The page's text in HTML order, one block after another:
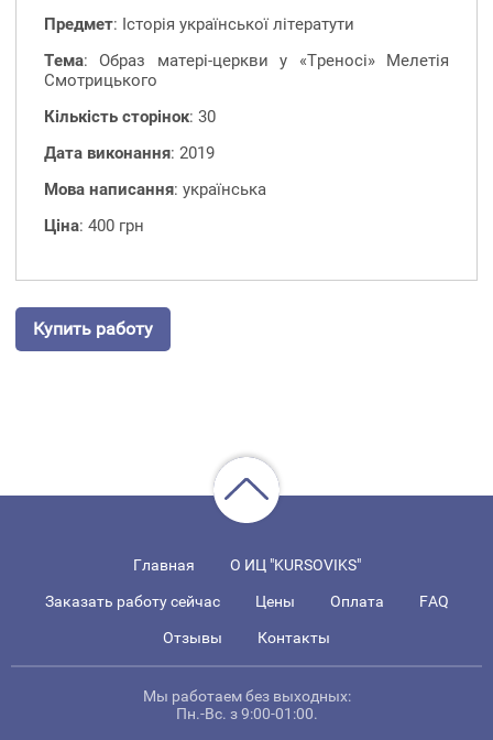
Предмет: Історія української літератути
Тема: Образ матері-церкви у «Треносі» Мелетія
Смотрицького
Кількість сторінок: 30
Дата виконання: 2019
Мова написання: українська
Ціна: 400 грн
Купить работу
Главная О ИЦ "KURSOVIKS"
Заказать работу сейчас Цены Оплата FAQ
Отзывы Контакты
Мы работаем без выходных:
Пн.-Вс. з 9:00-01:00.